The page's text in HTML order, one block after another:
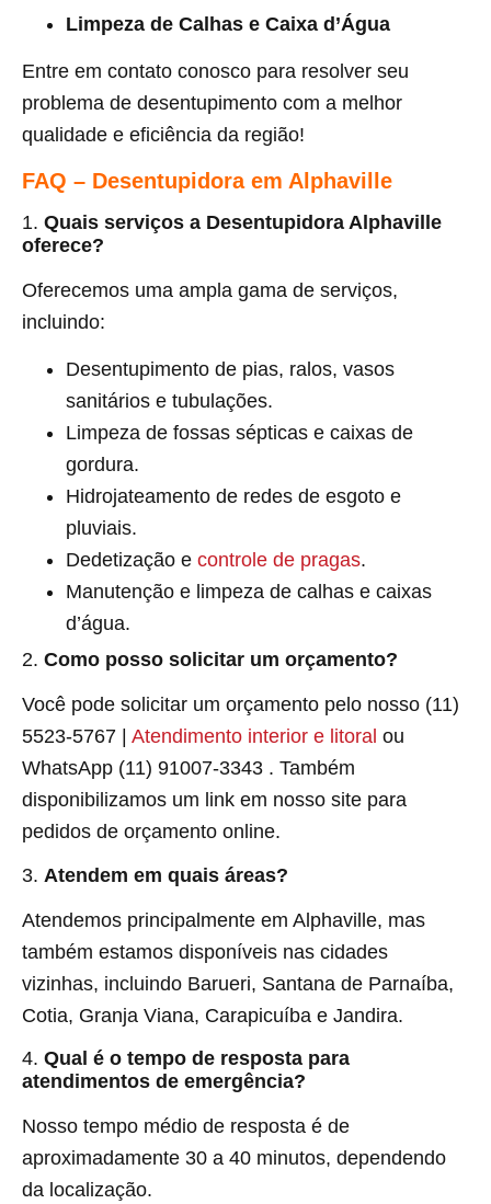
Limpeza de Calhas e Caixa d’Água
Entre em contato conosco para resolver seu
problema de desentupimento com a melhor
qualidade e eficiência da região!
FAQ – Desentupidora em Alphaville
1. Quais serviços a Desentupidora Alphaville
oferece?
Oferecemos uma ampla gama de serviços,
incluindo:
Desentupimento de pias, ralos, vasos
sanitários e tubulações.
Limpeza de fossas sépticas e caixas de
gordura.
Hidrojateamento de redes de esgoto e
pluviais.
Dedetização e controle de pragas.
Manutenção e limpeza de calhas e caixas
d’água.
2. Como posso solicitar um orçamento?
Você pode solicitar um orçamento pelo nosso (11)
5523-5767 | Atendimento interior e litoral ou
WhatsApp (11) 91007-3343 . Também
disponibilizamos um link em nosso site para
pedidos de orçamento online.
3. Atendem em quais áreas?
Atendemos principalmente em Alphaville, mas
também estamos disponíveis nas cidades
vizinhas, incluindo Barueri, Santana de Parnaíba,
Cotia, Granja Viana, Carapicuíba e Jandira.
4. Qual é o tempo de resposta para
atendimentos de emergência?
Nosso tempo médio de resposta é de
aproximadamente 30 a 40 minutos, dependendo
da localização.